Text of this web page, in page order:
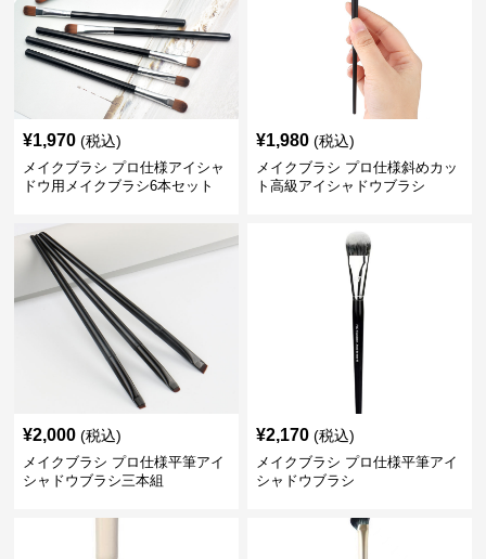
¥1,970 (税込)
メイクブラシ プロ仕様アイシャ
ドウ用メイクブラシ6本セット
¥1,980 (税込)
メイクブラシ プロ仕様斜めカッ
ト高級アイシャドウブラシ
¥2,000 (税込)
メイクブラシ プロ仕様平筆アイ
シャドウブラシ三本組
¥2,170 (税込)
メイクブラシ プロ仕様平筆アイ
シャドウブラシ